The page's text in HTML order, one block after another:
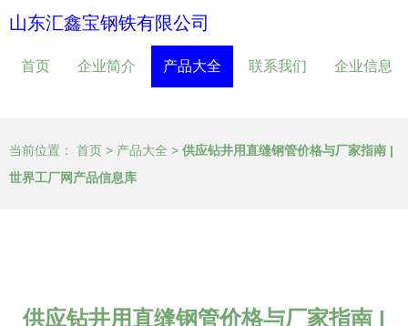
山东汇鑫宝钢铁有限公司
首页 企业简介 产品大全 联系我们 企业信息
当前位置： 首页 > 产品大全 > 供应钻井用直缝钢管价格与厂家指南 |
世界工厂网产品信息库
供应钻井用直缝钢管价格与厂家指南 |